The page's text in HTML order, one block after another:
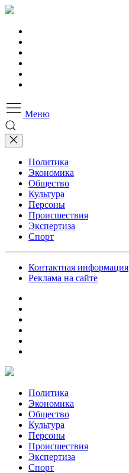
Меню
Политика
Экономика
Общество
Культура
Персоны
Происшествия
Экспертиза
Спорт
Контактная информация
Реклама на сайте
Политика
Экономика
Общество
Культура
Персоны
Происшествия
Экспертиза
Спорт